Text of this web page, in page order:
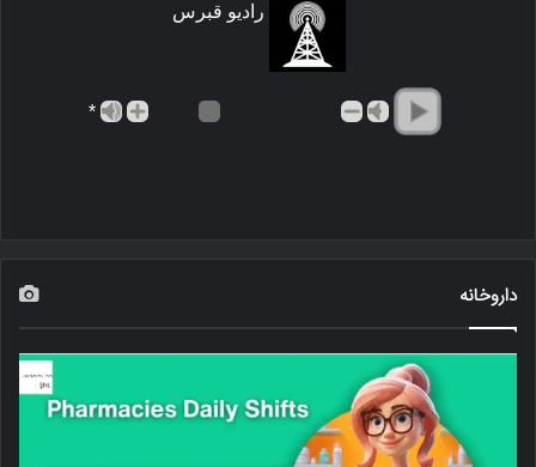
رادیو قبرس
*
داروخانه